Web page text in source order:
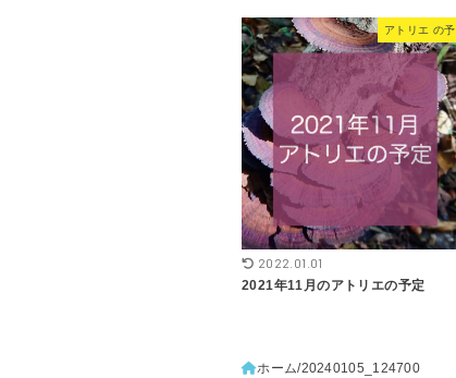
アトリエ の
2022.01.01
2021年11月のアトリエの予定
ホーム 20240105_124700